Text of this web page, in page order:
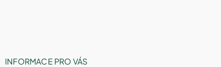
INFORMACE PRO VÁS